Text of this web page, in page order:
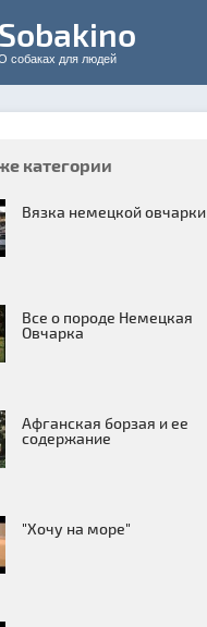
Sobakino
собаках для людей
категории
Вязка немецкой овчарки
Все о породе Немецкая
Овчарка
Афганская борзая и ее
содержание
"Хочу на море"